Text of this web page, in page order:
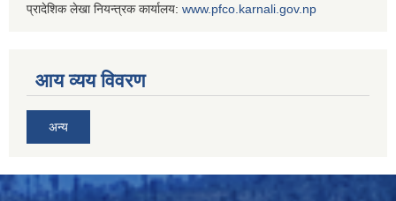
प्रादेशिक लेखा नियन्त्रक कार्यालय: www. pfco.karnali.gov.np
आय व्यय विवरण
अन्य